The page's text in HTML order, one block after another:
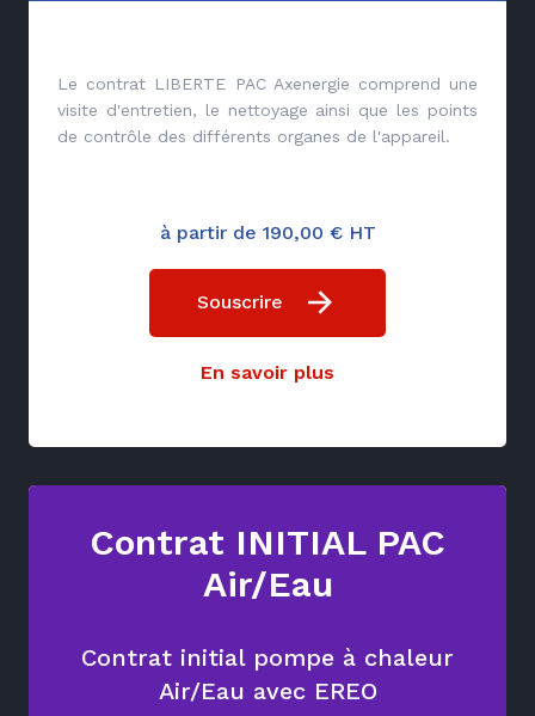
Le contrat LIBERTE PAC Axenergie comprend une
visite d'entretien, le nettoyage ainsi que les points
de contrôle des différents organes de l'appareil.
à partir de 190,00 € HT
Souscrire
En savoir plus
Contrat INITIAL PAC
Air/Eau
Contrat initial pompe à chaleur
Air/Eau avec EREO